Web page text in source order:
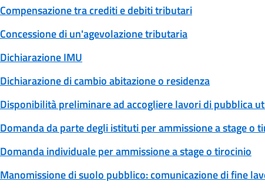
Compensazione tra crediti e debiti tributari
Concessione di un'agevolazione tributaria
Dichiarazione IMU
Dichiarazione di cambio abitazione o residenza
Disponibilità preliminare ad accogliere lavori di pubblica
Domanda da parte degli istituti per ammissione a stage o
Domanda individuale per ammissione a stage o tirocinio
Manomissione di suolo pubblico: comunicazione di fine